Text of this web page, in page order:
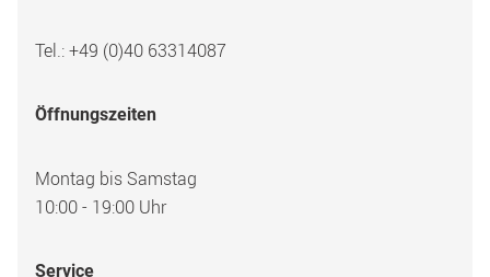
Tel.: +49 (0)40 63314087
Öffnungszeiten
Montag bis Samstag
10:00 - 19:00 Uhr
Service